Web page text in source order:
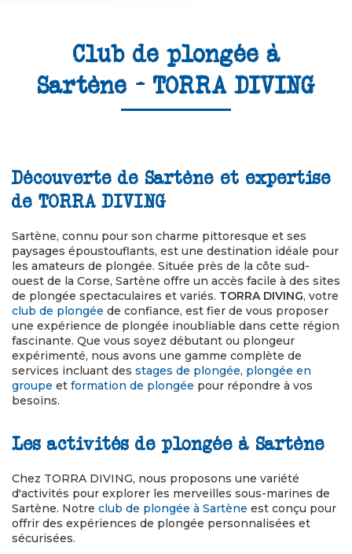
Club de plongée à
Sartène - TORRA DIVING
Découverte de Sartène et expertise
de TORRA DIVING
Sartène, connu pour son charme pittoresque et ses
paysages époustouflants, est une destination idéale pour
les amateurs de plongée. Située près de la côte sud-
ouest de la Corse, Sartène offre un accès facile à des sites
de plongée spectaculaires et variés. TORRA DIVING, votre
club de plongée de confiance, est fier de vous proposer
une expérience de plongée inoubliable dans cette région
fascinante. Que vous soyez débutant ou plongeur
expérimenté, nous avons une gamme complète de
services incluant des stages de plongée, plongée en
groupe et formation de plongée pour répondre à vos
besoins.
Les activités de plongée à Sartène
Chez TORRA DIVING, nous proposons une variété
d'activités pour explorer les merveilles sous-marines de
Sartène. Notre club de plongée à Sartène est conçu pour
offrir des expériences de plongée personnalisées et
sécurisées.